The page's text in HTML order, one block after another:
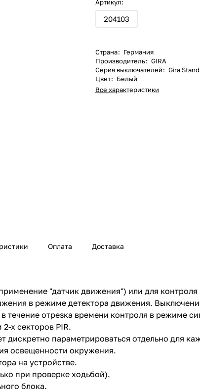
Артикул:
204103
Страна: Германия
Производитель: GIRA
Серия выключателей: Gira
Цвет: Белый
Все характеристики
Оплата Доставка
"датчик движения") или для
в режиме детектора движения.
отрезка времени контроля в режиме
х секторов PIR.
параметрироваться отдельно для
освещенности окружения.
на устройстве.
при проверке ходьбой).
блока.